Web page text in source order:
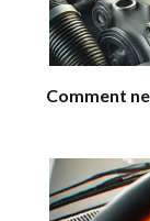
Comment